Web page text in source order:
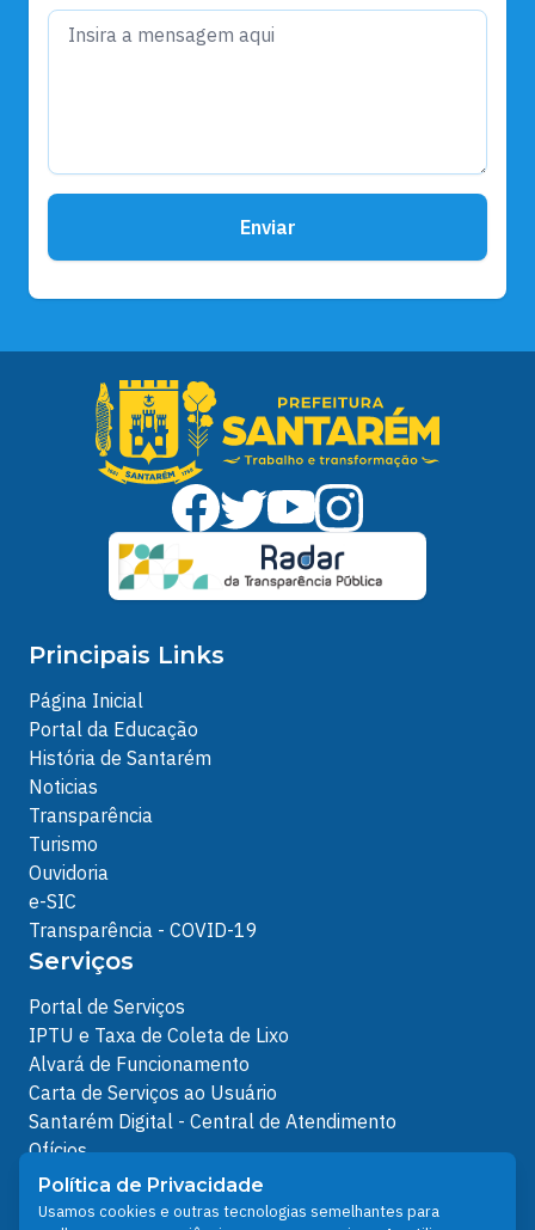
Enviar
Principais Links
Página Inicial
Portal da Educação
História de Santarém
Noticias
Transparência
Turismo
Ouvidoria
e-SIC
Transparência - COVID-19
Serviços
Portal de Serviços
IPTU e Taxa de Coleta de Lixo
Alvará de Funcionamento
Carta de Serviços ao Usuário
Santarém Digital - Central de Atendimento
Ofícios
Protocolos Servidor
Protocolos
Política de Privacidade
Usamos cookies e outras tecnologias semelhantes para